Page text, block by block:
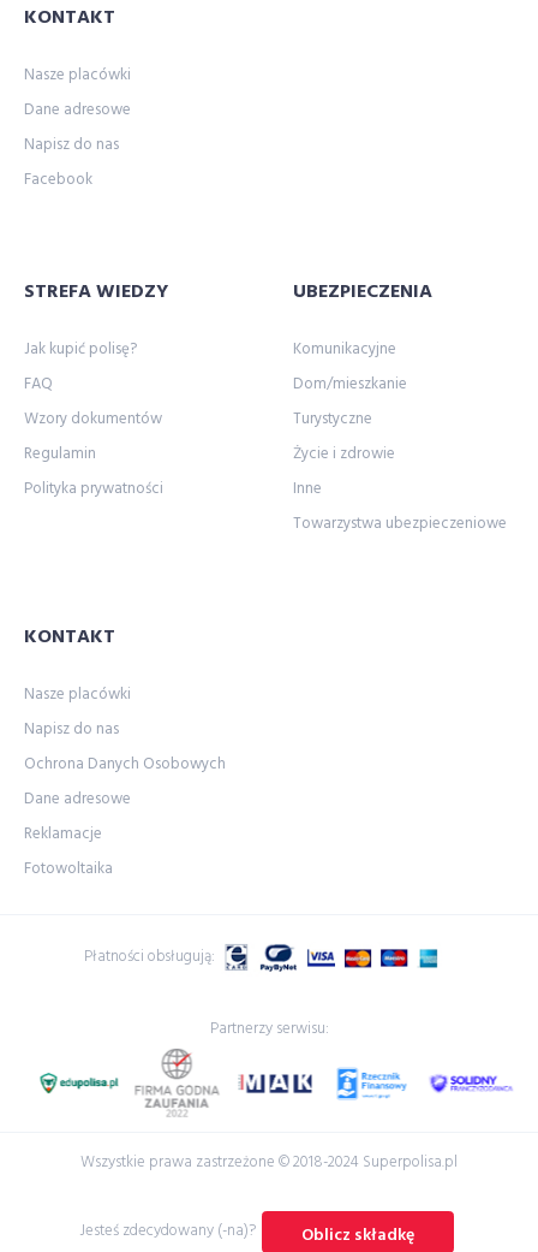
KONTAKT
Nasze placówki
Dane adresowe
Napisz do nas
Facebook
STREFA WIEDZY
Jak kupić polisę?
FAQ
Wzory dokumentów
Regulamin
Polityka prywatności
UBEZPIECZENIA
Komunikacyjne
Dom/mieszkanie
Turystyczne
Życie i zdrowie
Inne
Towarzystwa ubezpieczeniowe
KONTAKT
Nasze placówki
Napisz do nas
Ochrona Danych Osobowych
Dane adresowe
Reklamacje
Fotowoltaika
Płatności obsługują:
Partnerzy serwisu:
Wszystkie prawa zastrzeżone © 2018-2024 Superpolisa.pl
Jesteś zdecydowany (-na)? Oblicz składkę